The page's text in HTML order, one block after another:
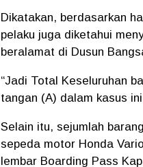
Dikatakan, berdasarkan
pelaku juga diketahui
beralamat di Dusun
“Jadi Total Keseluruhan
tangan (A) dalam kasus
Selain itu, sejumlah
sepeda motor Honda
lembar Boarding Pass